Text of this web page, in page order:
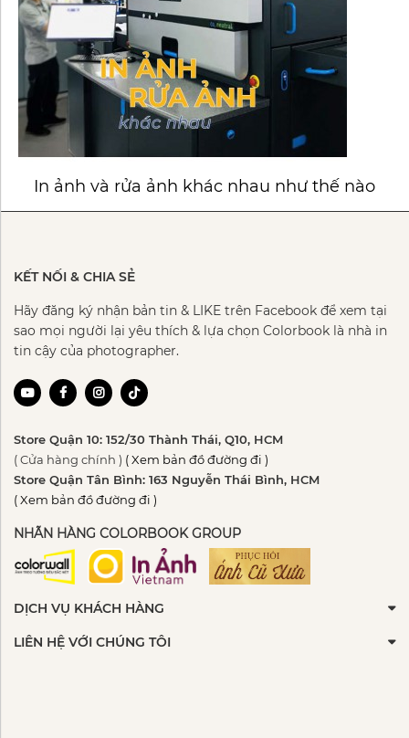
In ảnh và rửa ảnh khác nhau như thế nào
KẾT NỐI & CHIA SẺ
Hãy đăng ký nhận bản tin & LIKE trên Facebook để xem tại
sao mọi người lại yêu thích & lựa chọn Colorbook là nhà in
tin cậy của photographer.
Store Quận 10: 152/30 Thành Thái, Q10, HCM
( Cửa hàng chính ) ( Xem bản đồ đường đi )
Store Quận Tân Bình: 163 Nguyễn Thái Bình, HCM
( Xem bản đồ đường đi )
NHÃN HÀNG COLORBOOK GROUP
DỊCH VỤ KHÁCH HÀNG
LIÊN HỆ VỚI CHÚNG TÔI